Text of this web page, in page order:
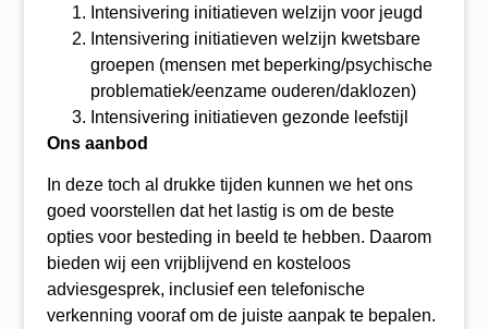
Intensivering initiatieven welzijn voor jeugd
Intensivering initiatieven welzijn kwetsbare
groepen (mensen met beperking/psychische
problematiek/eenzame ouderen/daklozen)
Intensivering initiatieven gezonde leefstijl
Ons aanbod
In deze toch al drukke tijden kunnen we het ons
goed voorstellen dat het lastig is om de beste
opties voor besteding in beeld te hebben. Daarom
bieden wij een vrijblijvend en kosteloos
adviesgesprek, inclusief een telefonische
verkenning vooraf om de juiste aanpak te bepalen.